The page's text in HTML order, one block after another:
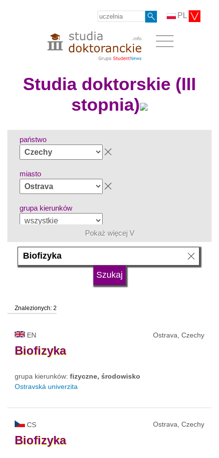
PL
Studia doktorskie (III
stopnia)
państwo
miasto
grupa kierunków
język
status uczelni
Pokaż więcej V
Znalezionych: 2
EN Ostrava, Czechy
Biofizyka
grupa kierunków: fizyczne, środowisko
Ostravská univerzita
CS Ostrava, Czechy
Biofizyka